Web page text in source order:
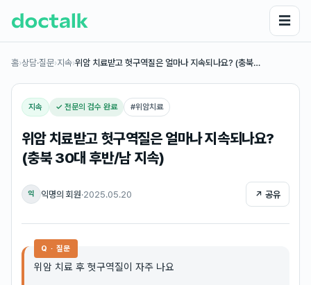
☰
홈›상담·질문›지속›위암 치료받고 헛구역질은 얼마나 지속되나요? (충북…
지속 ✓ 전문의 검수 완료 #위암치료
위암 치료받고 헛구역질은 얼마나 지속되나요?
(충북 30대 후반/남 지속)
익 익명의 회원·2025.05.20 ↗ 공유
Q · 질문
위암 치료 후 헛구역질이 자주 나요